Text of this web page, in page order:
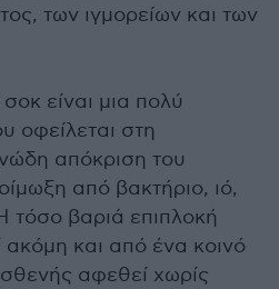
των ιγμορείων και των
είναι μια πολύ
οφείλεται στη
απόκριση του
από βακτήριο, ιό,
τόσο βαριά επιπλοκή
και από ένα κοινό
αφεθεί χωρίς